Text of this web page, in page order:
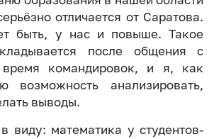
отличается от Саратова.
быть, у нас и повыше. Такое
после общения с
командировок, и я, как
возможность анализировать,
выводы.
виду: математика у студентов-